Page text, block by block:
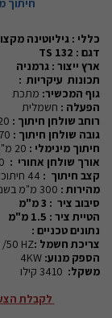
כללי : גיליוטינה
דגם : 132
ארץ ייצור : גרמניה
תכונות עיקריות :
גוף המכשיר: מתכת
הפעלה : חשמלית
רוחב שולחן חיתוך :
גובה שולחן חיתוך :
חיתוך מינימלי : 20 מ"מ
אורך שולחן אחורי :
קצב חיתוך : 44 חיתוכים בדקה
מהירות : 300 מ"מ בשנייה
סיבוב ציר : 3 מ"מ
הטיית ציר : 1.5 מ"מ
נתונים טכניים :
צריכת חשמל :/50 HZ
הספק מנוע: 4KW
משקל:
לקבלת